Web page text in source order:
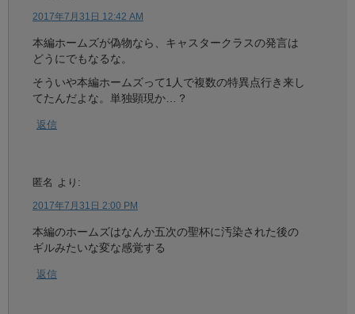
2017年7月31日 12:42 AM
本編ホームズが偽物なら、キャスタークラスの発言は
どうにでもなるな。
そういや本編ホームズって1人で複数の特異点行き来し
てたんだよな。単独顕現か…？
返信
匿名 より:
2017年7月31日 2:00 PM
本編のホームズはなんか五次の聖杯に汚染された後の
ギルみたいな変な感覚する
返信